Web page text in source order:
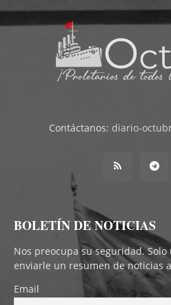
Contáctanos: diario-
BOLETÍN DE NOTICIAS
Nos preocupa su seguridad.
enviarle un resumen de noticias
Email